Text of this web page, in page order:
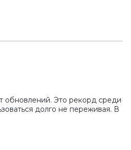
обновлений. Это рекорд среди
долго не переживая. В